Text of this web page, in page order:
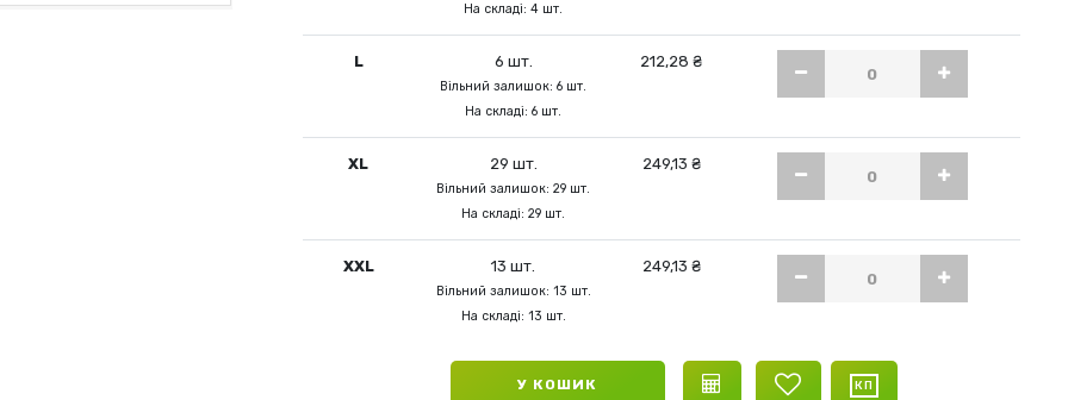
На складі: 4 шт.
L 6 шт.
Вільний залишок: 6 шт.
На складі: 6 шт.
212,28 ₴
XL 29 шт.
Вільний залишок: 29 шт.
На складі: 29 шт.
249,13 ₴
XXL 13 шт.
Вільний залишок: 13 шт.
На складі: 13 шт.
249,13 ₴
У КОШИК